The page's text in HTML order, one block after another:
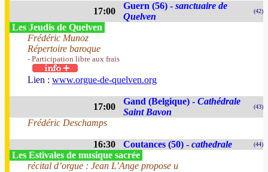
17:00
Guern (56) - sanctuaire de
Quelven
(42)
Les Jeudis de Quelven
Frédéric Munoz
Répertoire baroque
- Participation libre aux frais
Lien : www.orgue-de-quelven.org
17:00
Gand (Belgique) - Cathédrale
Saint Bavon
(43)
Frédéric Deschamps
16:30 Coutances (50) - cathedrale (44)
Les Estivales de musique sacrée
récital d’orgue : Jean L’Ange propose u